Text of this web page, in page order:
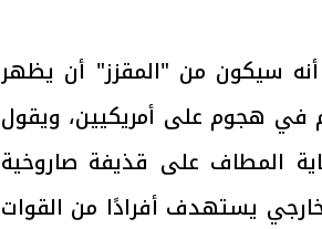
سيكون من "المقزز" أن يظهر
هجوم على أمريكيين، ويقول
المطاف على قذيفة صاروخية
يستهدف أفرادًا من القوات